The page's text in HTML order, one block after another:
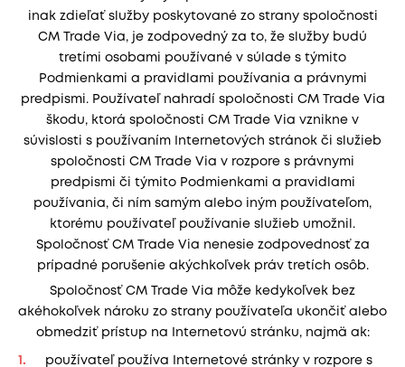
inak zdieľať služby poskytované zo strany spoločnosti
CM Trade Via, je zodpovedný za to, že služby budú
tretími osobami používané v súlade s týmito
Podmienkami a pravidlami používania a právnymi
predpismi. Používateľ nahradí spoločnosti CM Trade Via
škodu, ktorá spoločnosti CM Trade Via vznikne v
súvislosti s používaním Internetových stránok či služieb
spoločnosti CM Trade Via v rozpore s právnymi
predpismi či týmito Podmienkami a pravidlami
používania, či ním samým alebo iným používateľom,
ktorému používateľ používanie služieb umožnil.
Spoločnosť CM Trade Via nenesie zodpovednosť za
prípadné porušenie akýchkoľvek práv tretích osôb.
Spoločnosť CM Trade Via môže kedykoľvek bez
akéhokoľvek nároku zo strany používateľa ukončiť alebo
obmedziť prístup na Internetovú stránku, najmä ak:
používateľ používa Internetové stránky v rozpore s